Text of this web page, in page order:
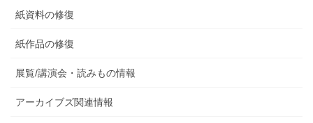
紙資料の修復
紙作品の修復
展覧/講演会・読みもの情報
アーカイブズ関連情報